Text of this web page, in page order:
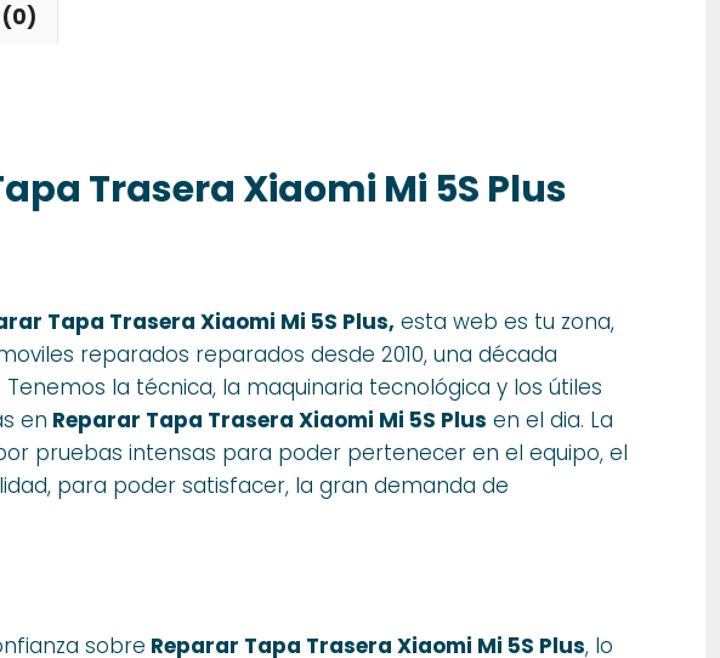
Trasera Xiaomi Mi 5S Plus
Tapa Trasera Xiaomi Mi 5S Plus, esta web es tu zona,
reparados reparados desde 2010, una década
la técnica, la maquinaria tecnológica y los útiles
en Reparar Tapa Trasera Xiaomi Mi 5S Plus en el dia. La
pruebas intensas para poder pertenecer en el equipo, el
para poder satisfacer, la gran demanda de
sobre Reparar Tapa Trasera Xiaomi Mi 5S Plus, lo